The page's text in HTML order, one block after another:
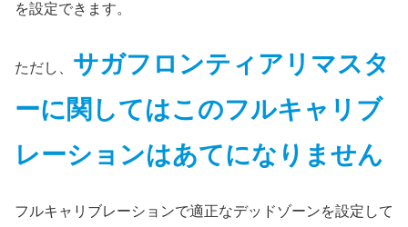
を設定できます。
ただし、 サガフロンティアリマスタ
ーに関してはこのフルキャリブ
レーションはあてになりません
フルキャリブレーションで適正なデッドゾーンを設定して